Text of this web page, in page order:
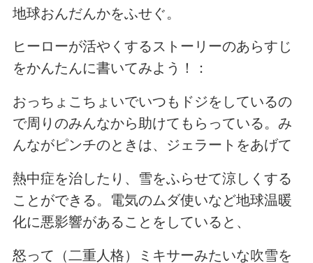
地球おんだんかをふせぐ。
ヒーローが活やくするストーリーのあらすじ
をかんたんに書いてみよう！：
おっちょこちょいでいつもドジをしているの
で周りのみんなから助けてもらっている。み
んながピンチのときは、ジェラートをあげて
熱中症を治したり、雪をふらせて涼しくする
ことができる。電気のムダ使いなど地球温暖
化に悪影響があることをしていると、
怒って（二重人格）ミキサーみたいな吹雪を